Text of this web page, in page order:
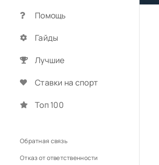
Помощь
Гайды
Лучшие
Ставки на спорт
Топ 100
Обратная связь
Отказ от ответственности